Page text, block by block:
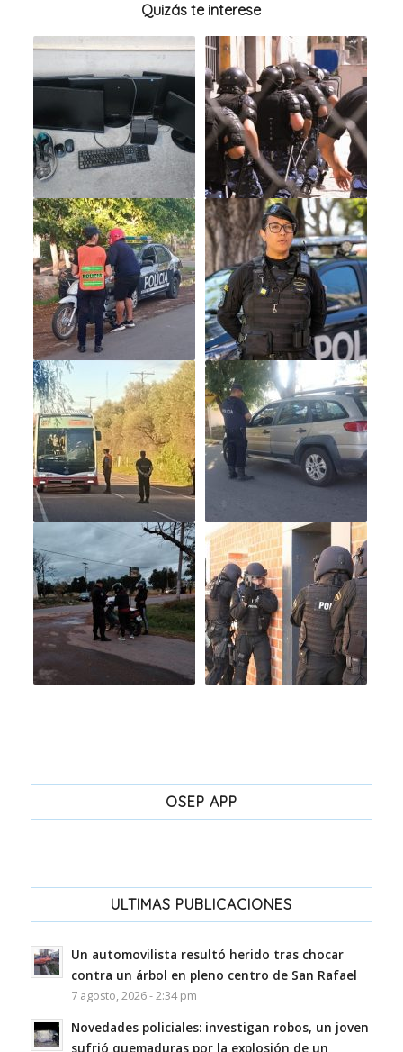
Quizás te interese
OSEP APP
ULTIMAS PUBLICACIONES
Un automovilista resultó herido tras chocar
contra un árbol en pleno centro de San Rafael
7 agosto, 2026 - 2:34 pm
Novedades policiales: investigan robos, un joven
sufrió quemaduras por la explosión de un